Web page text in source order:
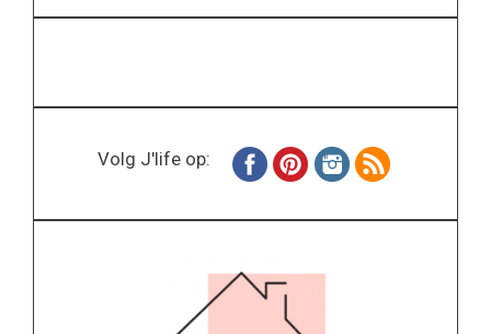
Volg J'life op: